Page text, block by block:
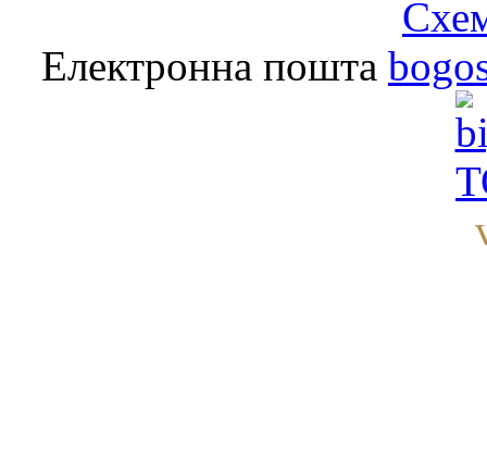
Електронна пошта